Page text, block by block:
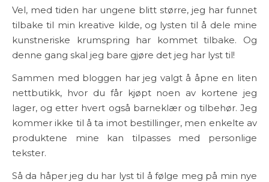
Vel, med tiden har ungene blitt større, jeg har funnet
tilbake til min kreative kilde, og lysten til å dele mine
kunstneriske krumspring har kommet tilbake. Og
denne gang skal jeg bare gjøre det jeg har lyst til!
Sammen med bloggen har jeg valgt å åpne en liten
nettbutikk, hvor du får kjøpt noen av kortene jeg
lager, og etter hvert også barneklær og tilbehør. Jeg
kommer ikke til å ta imot bestillinger, men enkelte av
produktene mine kan tilpasses med personlige
tekster.
Så da håper jeg du har lyst til å følge meg på min nye